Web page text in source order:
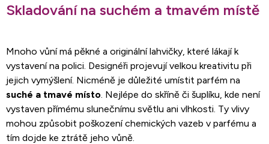
Skladování na suchém a tmavém místě
Mnoho vůní má pěkné a originální lahvičky, které lákají k
vystavení na polici. Designéři projevují velkou kreativitu při
jejich vymýšlení. Nicméně je důležité umístit parfém na
suché a tmavé místo . Nejlépe do skříně či šuplíku, kde není
vystaven přímému slunečnímu světlu ani vlhkosti. Ty vlivy
mohou způsobit poškození chemických vazeb v parfému a
tím dojde ke ztrátě jeho vůně.